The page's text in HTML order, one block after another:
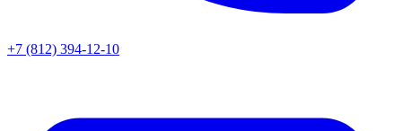
+7 (812) 394-12-10